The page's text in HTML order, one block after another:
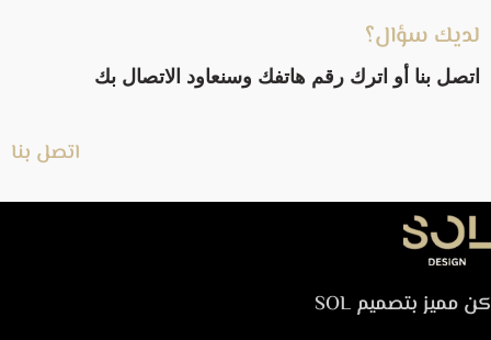
لديك سؤال؟
اتصل بنا أو اترك رقم هاتفك وسنعاود الاتصال بك
اتصل بنا
كن مميز بتصميم SOL